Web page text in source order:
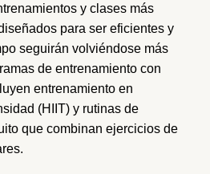
y clases más
para ser eficientes y
seguirán volviéndose más
de entrenamiento con
entrenamiento en
(HIIT) y rutinas de
que combinan ejercicios de